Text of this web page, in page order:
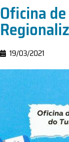
Oficina
19/03/2021